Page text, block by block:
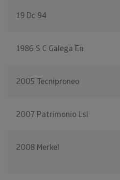
19 Dc 94
1986 S C Galega En
2005 Tecniproneo
2007 Patrimonio Lsl
2008 Merkel